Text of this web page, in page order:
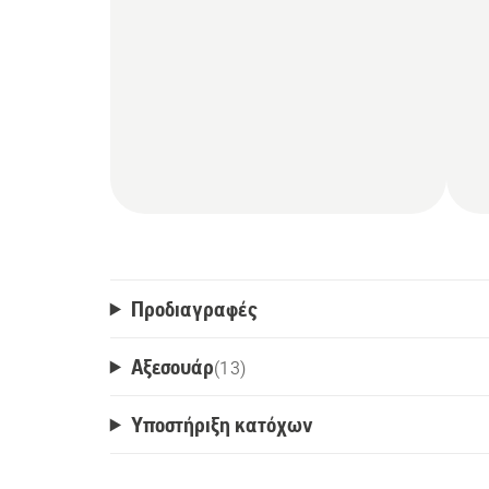
Προδιαγραφές
Αξεσουάρ(13)
Υποστήριξη κατόχων